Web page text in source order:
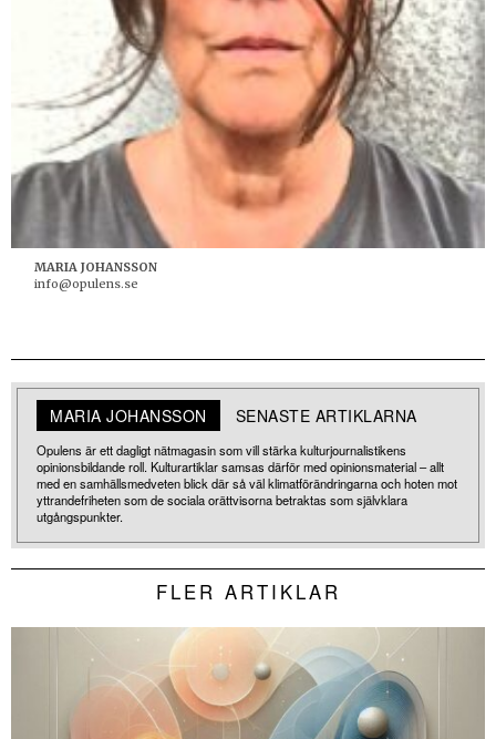
MARIA JOHANSSON
info@opulens.se
MARIA JOHANSSON SENASTE ARTIKLARNA
Opulens är ett dagligt nätmagasin som vill stärka kulturjournalistikens
opinionsbildande roll. Kulturartiklar samsas därför med opinionsmaterial – allt
med en samhällsmedveten blick där så väl klimatförändringarna och hoten mot
yttrandefriheten som de sociala orättvisorna betraktas som självklara
utgångspunkter.
FLER ARTIKLAR